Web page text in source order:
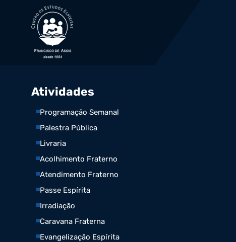
Atividades
Programação Semanal
Palestra Pública
Livraria
Acolhimento Fraterno
Atendimento Fraterno
Passe Espírita
Irradiação
Caravana Fraterna
Evangelização Espírita